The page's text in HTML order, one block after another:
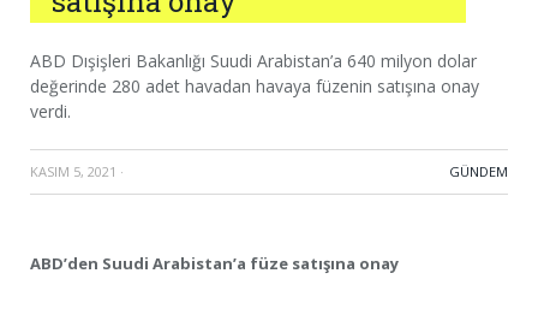
ABD Dışişleri Bakanlığı Suudi Arabistan’a 640 milyon dolar
değerinde 280 adet havadan havaya füzenin satışına onay
verdi.
KASIM 5, 2021 · GÜNDEM
ABD’den Suudi Arabistan’a füze satışına onay